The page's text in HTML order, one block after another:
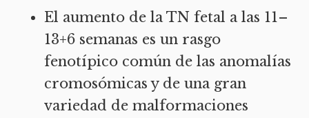
El aumento de la TN fetal a las 11–
13+6 semanas es un rasgo
fenotípico común de las anomalías
cromosómicas y de una gran
variedad de malformaciones